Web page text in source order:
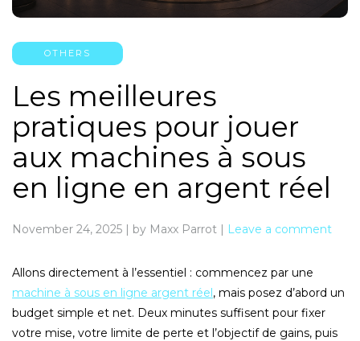
OTHERS
Les meilleures
pratiques pour jouer
aux machines à sous
en ligne en argent réel
November 24, 2025 | by Maxx Parrot | Leave a comment
Allons directement à l’essentiel : commencez par une
machine à sous en ligne argent réel, mais posez d’abord un
budget simple et net. Deux minutes suffisent pour fixer
votre mise, votre limite de perte et l’objectif de gains, puis